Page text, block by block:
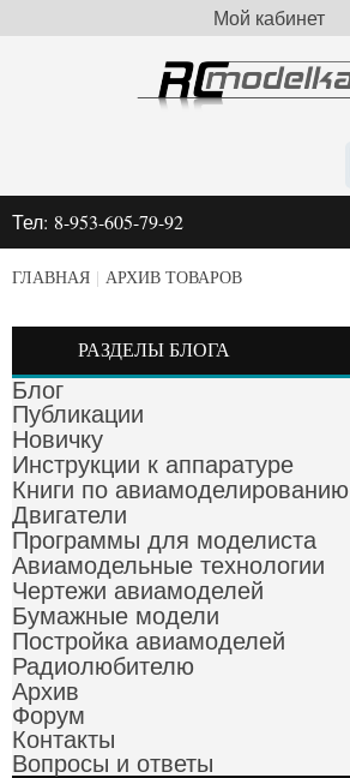
Мой кабинет
Тел: 8-953-605-79-92
ГЛАВНАЯ АРХИВ ТОВАРОВ
РАЗДЕЛЫ БЛОГА
Блог
Публикации
Новичку
Инструкции к аппаратуре
Книги по авиамоделированию
Двигатели
Программы для моделиста
Авиамодельные технологии
Чертежи авиамоделей
Бумажные модели
Постройка авиамоделей
Радиолюбителю
Архив
Форум
Контакты
Вопросы и ответы